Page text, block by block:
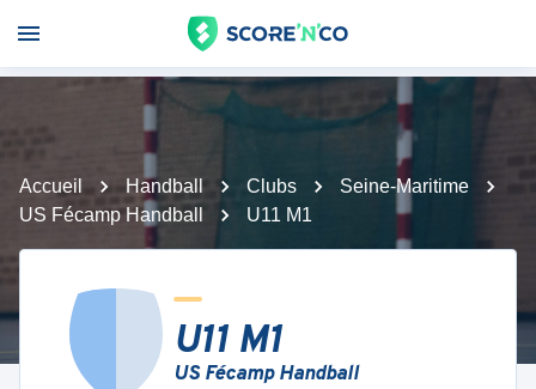
Accueil Handball Clubs
Seine-Maritime
US Fécamp Handball
U11 M1
U11 M1
US Fécamp Handball